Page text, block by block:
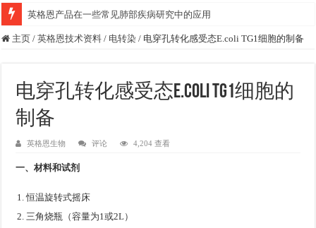
英格恩产品在一些常见肺部疾病研究中的应用
主页 / 英格恩技术资料 / 电转染 / 电穿孔转化感受态E.coli TG1细胞的制备
电穿孔转化感受态E.coli TG1细胞的
制备
英格恩生物 评论 4,204 查看
一、材料和试剂
恒温旋转式摇床
三角烧瓶（容量为1或2L）